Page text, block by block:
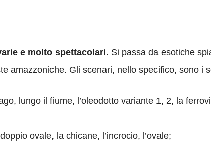
e molto spettacolari. Si passa da esotiche
amazzoniche. Gli scenari, nello specifico, sono i
lungo il fiume, l’oleodotto variante 1, 2, la
ovale, la chicane, l’incrocio, l’ovale;